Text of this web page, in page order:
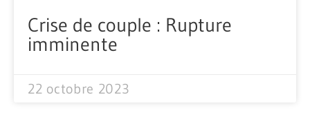
Crise de couple : Rupture
imminente
22 octobre 2023